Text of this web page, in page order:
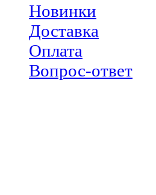
Новинки
Доставка
Оплата
Вопрос-ответ